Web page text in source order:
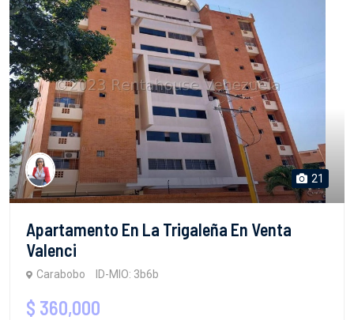
21
Apartamento En La Trigaleña En Venta
Valenci
Carabobo ID-MIO: 3b6b
$ 360,000